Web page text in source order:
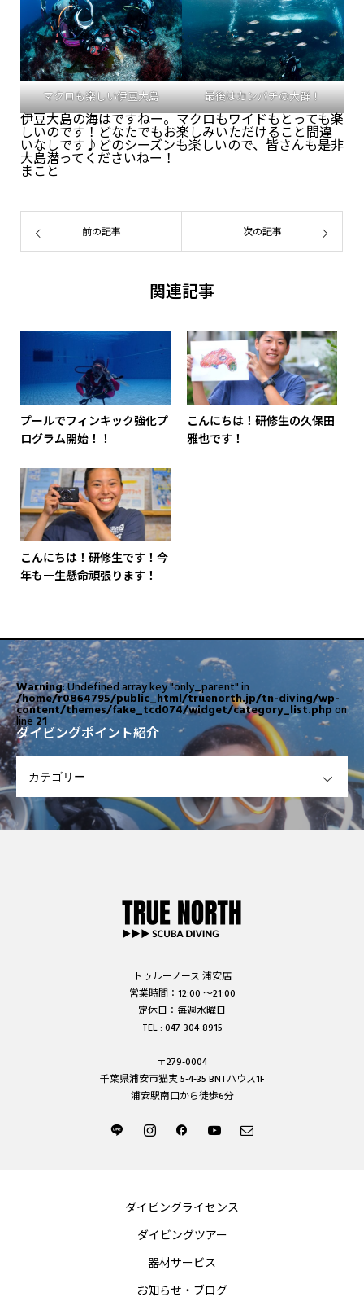
マクロも楽しい伊豆大島 最後はカンパチの大群！
伊豆大島の海はですねー。マクロもワイドもとっても楽
しいのです！どなたでもお楽しみいただけること間違
いなしです♪どのシーズンも楽しいので、皆さんも是非
大島潜ってくださいねー！
まこと
前の記事 次の記事
関連記事
プールでフィンキック強化プ
ログラム開始！！
こんにちは！研修生の久保田
雅也です！
こんにちは！研修生です！今
年も一生懸命頑張ります！
Warning: Undefined array key "only_parent" in
/home/r0864795/public_html/truenorth.jp/tn-diving/wp-
content/themes/fake_tcd074/widget/category_list.php on
line 21
ダイビングポイント紹介
トゥルーノース 浦安店
営業時間：12:00 ～21:00
定休日：毎週水曜日
TEL : 047-304-8915
〒279-0004
千葉県浦安市猫実 5-4-35 BNTハウス1F
浦安駅南口から徒歩6分
ダイビングライセンス
ダイビングツアー
器材サービス
お知らせ・ブログ